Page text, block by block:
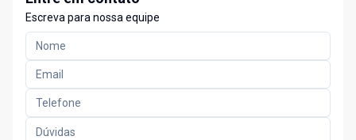
Escreva para nossa equipe